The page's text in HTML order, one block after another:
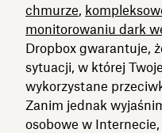
chmurze,
monitorowaniu dark
Dropbox gwarantuje,
sytuacji, w której
wykorzystane
Zanim jednak
osobowe w